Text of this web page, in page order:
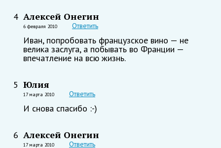
4 Алексей Онегин
6 февраля 2010 Ответить
Иван, попробовать французское вино — не
велика заслуга, а побывать во Франции —
впечатление на всю жизнь.
5 Юлия
17 марта 2010 Ответить
И снова спасибо :-)
6 Алексей Онегин
17 марта 2010 Ответить